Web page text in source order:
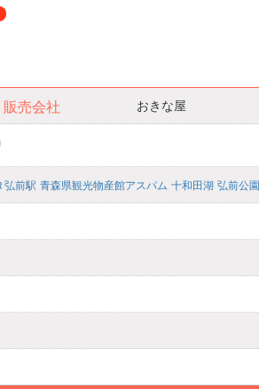
販売会社 おきな屋
弘前駅 青森県観光物産館アスパム 十和田湖 弘前公園